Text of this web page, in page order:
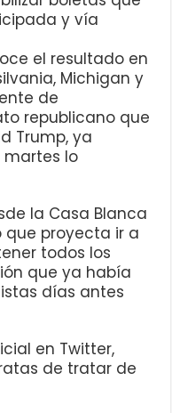
y vía
el resultado en
Michigan y
de
republicano que
Trump, ya
lo
la Casa Blanca
proyecta ir a
todos los
que ya había
días antes
en Twitter,
de tratar de